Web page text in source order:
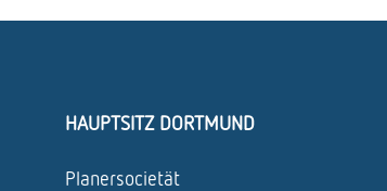
HAUPTSITZ DORTMUND
Planersocietät